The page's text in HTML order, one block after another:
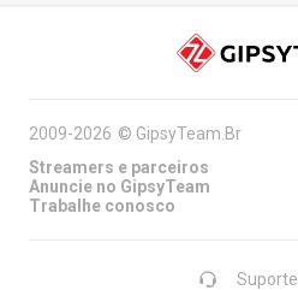
Suporte
2009-2026 © GipsyTeam.Br
Streamers e parceiros
Anuncie no GipsyTeam
Trabalhe conosco